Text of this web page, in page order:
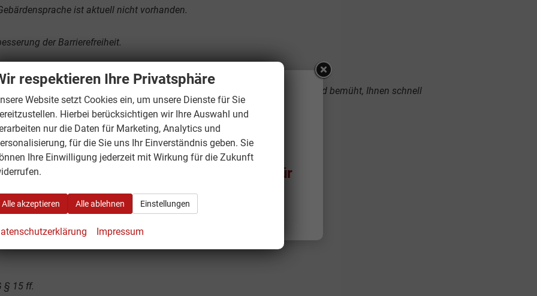
ist aktuell nicht vorhanden.
der Barrierefreiheit.
Nutzung unserer Website einschränken, teilen Sie uns dies bitte mit. Wir sind bemüht, Ihnen schnell
§ 15 ff.
respektieren Ihre Privatsphäre
Website setzt Cookies ein, um unsere Dienste für Sie
Hierbei berücksichtigen wir Ihre Auswahl und
nur die Daten für Marketing, Analytics und
für die Sie uns Ihr Einverständnis geben. Sie
Ihre Einwilligung jederzeit mit Wirkung für die Zukunft
Alle akzeptieren Alle ablehnen Einstellungen
Impressum
- Betriebsurlaub:
- Wir haben vom 10.08.2026 - 21.08.
geschlossen!
24.08.2026 sind wir wieder wie gewohnt für